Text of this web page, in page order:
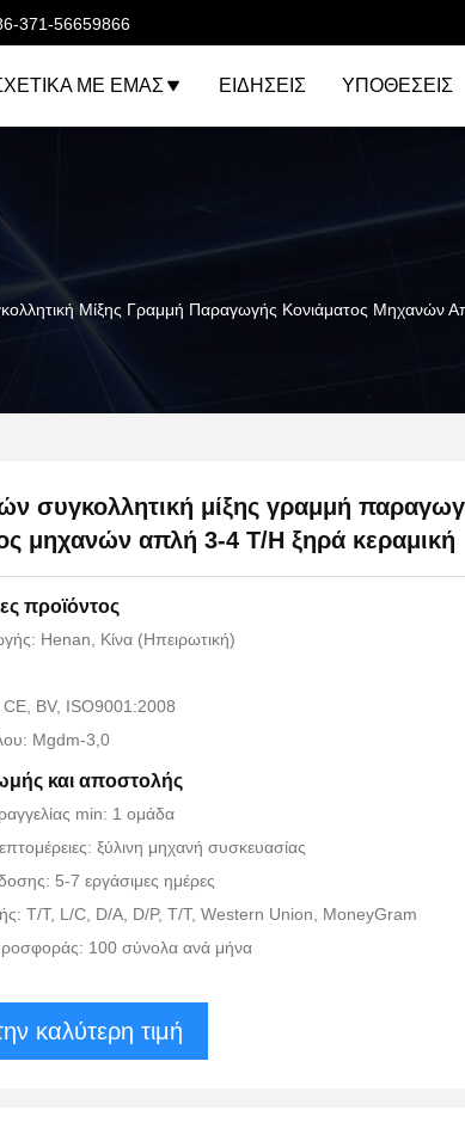
371-56659866
ΜΕ ΕΜΆΣ ΕΙΔΉΣΕΙΣ ΥΠΟΘΈΣΕΙΣ
Μίξης Γραμμή Παραγωγής Κονιάματος Μηχανών
συγκολλητική μίξης γραμμή
μηχανών απλή 3-4 T/H ξηρά κεραμική
προϊόντος
Henan, Κίνα (Ηπειρωτική)
CE, BV, ISO9001:2008
Mgdm-3,0
και αποστολής
min: 1 ομάδα
ξύλινη μηχανή συσκευασίας
5-7 εργάσιμες ημέρες
T/T, L/C, D/A, D/P, T/T, Western Union, MoneyGram
100 σύνολα ανά μήνα
καλύτερη τιμή